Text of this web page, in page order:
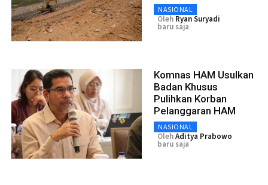
NASIONAL
Oleh Ryan Suryadi
baru saja
Komnas HAM Usulkan
Badan Khusus
Pulihkan Korban
Pelanggaran HAM
NASIONAL
OlehAditya Prabowo
baru saja